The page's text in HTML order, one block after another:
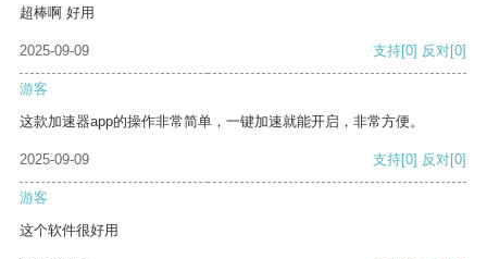
超棒啊 好用
2025-09-09 支持[0] 反对[0]
游客
这款加速器app的操作非常简单，一键加速就能开启，非常方便。
2025-09-09 支持[0] 反对[0]
游客
这个软件很好用